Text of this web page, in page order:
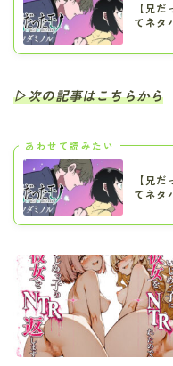
【兄
てネタ
▷次の記事はこちらから
あわせて読みたい
【兄
てネタ